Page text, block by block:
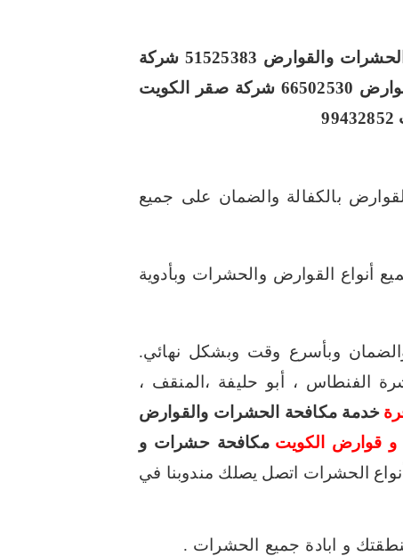
والقوارض 51525383
شركة
شركة صقر الكويت
بالكفالة والضمان على جميع
أنواع القوارض والحشرات وبأدوية
وبأسرع وقت وبشكل نهائي.
الفنطاس ، أبو حليفة ،المنقف ،
خدمة مكافحة الحشرات والقوارض
قوارض الكويت مكافحة حشرات و
الحشرات اتصل يصلك مندوبنا في